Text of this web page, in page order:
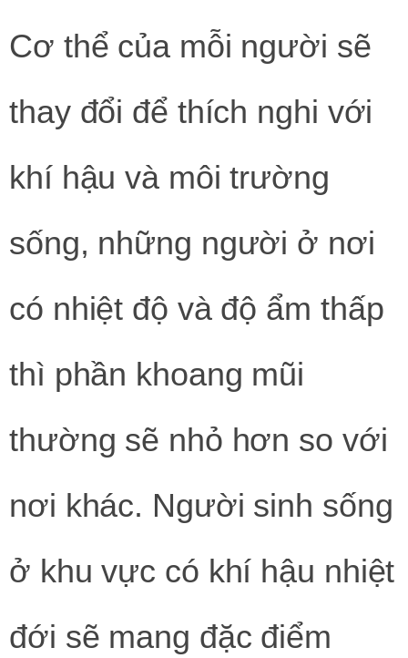
Cơ thể của mỗi người sẽ
thay đổi để thích nghi với
khí hậu và môi trường
sống, những người ở nơi
có nhiệt độ và độ ẩm thấp
thì phần khoang mũi
thường sẽ nhỏ hơn so với
nơi khác. Người sinh sống
ở khu vực có khí hậu nhiệt
đới sẽ mang đặc điểm